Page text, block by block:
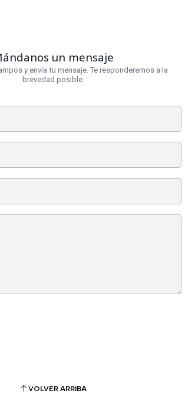
un mensaje
y envía tu mensaje. Te responderemos a la
brevedad posible.
VOLVER ARRIBA